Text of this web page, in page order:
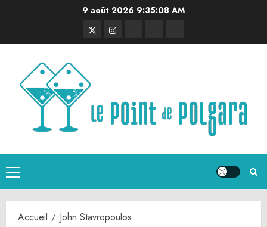
9 août 2026 9:35:08 AM
TwitterInstagram
Menu
principal
Accueil John Stavropoulos